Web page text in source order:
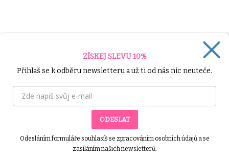
Časovač
RYCHLÝ KONTAKT
info@30tidennivyzva.cz
ZÍSKEJ SLEVU 10%
Přihlaš se k odběru newsletteru a už ti od nás nic neuteče.
ODESLAT
Odesláním formuláře souhlasíš se zpracováním osobních údajů a se
zasíláním našich newsletterů.